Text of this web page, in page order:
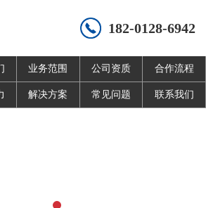
182-0128-6942
业务范围 公司资质 合作流程
解决方案 常见问题 联系我们